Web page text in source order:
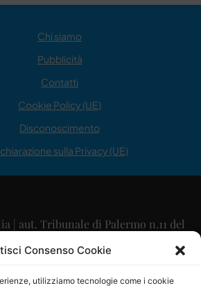
Consenso Cookie
utilizziamo tecnologie come i cookie
Chi siamo
Pubblicità
Contatti
Cookie Policy (UE)
Disconoscimento
sulla Privacy (UE)
| aut. Tribunale di Palermo n.11 del
29/09/2015